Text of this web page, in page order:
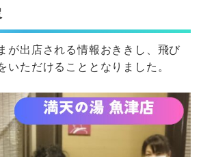
が出店される情報おききし、飛び
いただけることとなりました。